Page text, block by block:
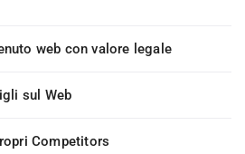
web con valore legale
sul Web
Competitors